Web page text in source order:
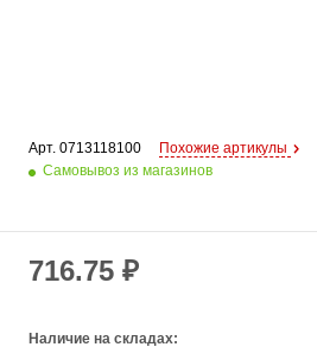
Арт. 0713118100
Похожие артикулы
Самовывоз из магазинов
716.75 ₽
Наличие на складах: